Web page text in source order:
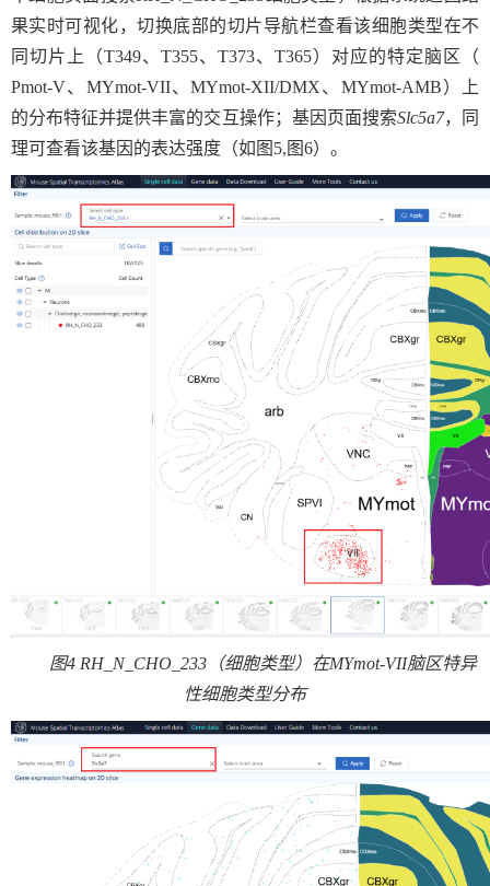
果实时可视化，切换底部的切片导航栏查看该细胞类型在不
同切片上（T349、 T355、 T373、 T365）对应的特定脑区（
Pmot-V、 MYmot-VII、 MYmot-XII/DMX、 MYmot-AMB）上
的分布特征并提供丰富的交互操作；基因页面搜索Slc5a7，同
理可查看该基因的表达强度（如图 5, 图6）。
图4 RH_N_CHO_233（细胞类型）在MYmot-VII脑区特异
性细胞类型分布